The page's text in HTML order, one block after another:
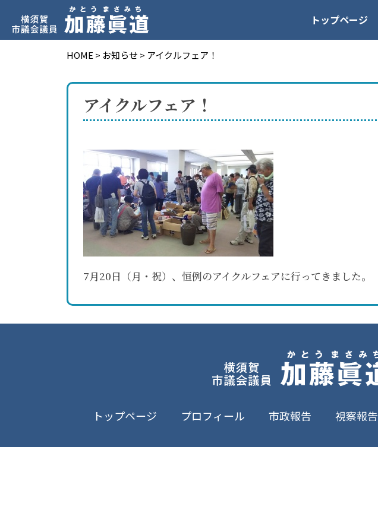
トップページ
HOME > お知らせ > アイクルフェア！
アイクルフェア！
7月20日（月・祝）、恒例のアイクルフェアに行ってきました。
トップページ プロフィール 市政報告 視察報告